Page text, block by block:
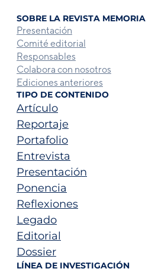
SOBRE LA REVISTA MEMORIA
Presentación
Comité editorial
Responsables
Colabora con nosotros
Ediciones anteriores
TIPO DE CONTENIDO
Artículo
Reportaje
Portafolio
Entrevista
Presentación
Ponencia
Reflexiones
Legado
Editorial
Dossier
LÍNEA DE INVESTIGACIÓN